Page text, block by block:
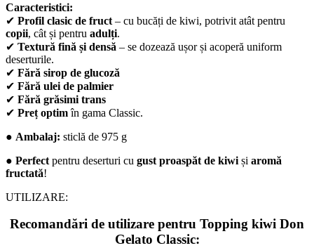
Caracteristici:
✔ Profil clasic de fruct – cu bucăți de kiwi, potrivit atât pentru
copii, cât și pentru adulți.
✔ Textură fină și densă – se dozează ușor și acoperă uniform
deserturile.
✔ Fără sirop de glucoză
✔ Fără ulei de palmier
✔ Fără grăsimi trans
✔ Preț optimîn gama Classic.
● Ambalaj: sticlă de 975 g
● Perfect pentru deserturi cu gust proaspăt de kiwi și aromă
fructată!
UTILIZARE:
Recomandări de utilizare pentru Topping kiwi Don
Gelato Classic: